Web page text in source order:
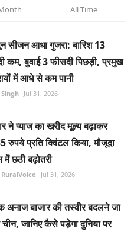
All Time
सीजन आधा गुजरा: बारिश 13
कम, बुवाई 3 फीसदी पिछड़ी, प्रमुख
में आधे से कम पानी
Jul 31, 2026
ने प्याज का खरीद मूल्य बढ़ाकर
रुपये प्रति क्विंटल किया, मौजूदा
छठी बढ़ोतरी
Jul 31, 2026
अनाज बाजार की तस्वीर बदलने जा
चीन, जानिए कैसे पड़ेगा दुनिया पर